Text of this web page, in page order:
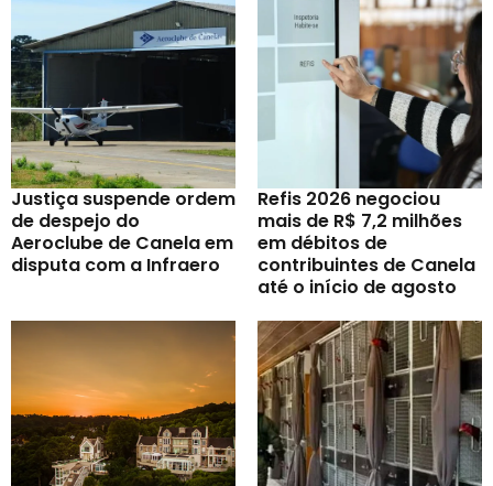
Justiça suspende ordem
de despejo do
Aeroclube de Canela em
disputa com a Infraero
Refis 2026 negociou
mais de R$ 7,2 milhões
em débitos de
contribuintes de Canela
até o início de agosto